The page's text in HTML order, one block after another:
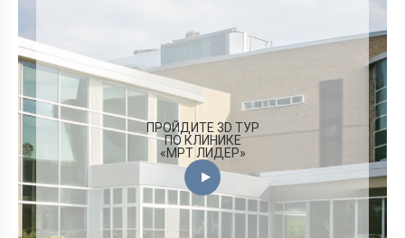
ПРОЙДИТЕ 3D ТУР
ПО КЛИНИКЕ
«МРТ ЛИДЕР»